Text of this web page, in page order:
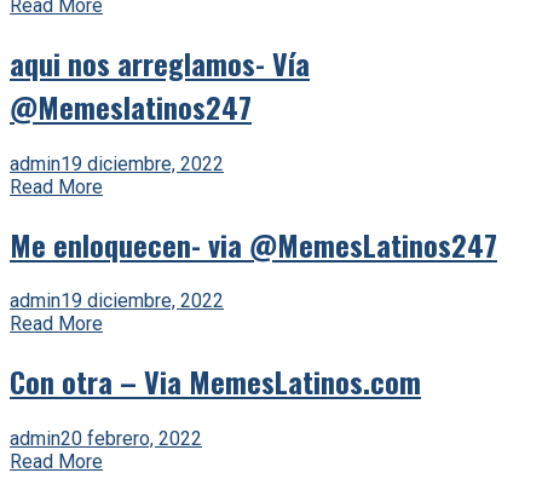
Read More
aqui nos arreglamos- Vía
@Memeslatinos247
admin19 diciembre, 2022
Read More
Me enloquecen- via @MemesLatinos247
admin19 diciembre, 2022
Read More
Con otra – Via MemesLatinos.com
admin20 febrero, 2022
Read More